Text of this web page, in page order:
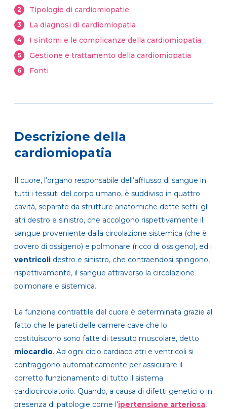
2 Tipologie di cardiomiopatie
3 La diagnosi di cardiomiopatia
4 I sintomi e le complicanze della cardiomiopatia
5 Gestione e trattamento della cardiomiopatia
6 Fonti
Descrizione della
cardiomiopatia
Il cuore, l’organo responsabile dell’afflusso di sangue in
tutti i tessuti del corpo umano, è suddiviso in quattro
cavità, separate da strutture anatomiche dette setti: gli
atri destro e sinistro, che accolgono rispettivamente il
sangue proveniente dalla circolazione sistemica (che è
povero di ossigeno) e polmonare (ricco di ossigeno), ed i
ventricoli destro e sinistro, che contraendosi spingono,
rispettivamente, il sangue attraverso la circolazione
polmonare e sistemica.
La funzione contrattile del cuore è determinata grazie al
fatto che le pareti delle camere cave che lo
costituiscono sono fatte di tessuto muscolare, detto
miocardio. Ad ogni ciclo cardiaco atri e ventricoli si
contraggono automaticamente per assicurare il
corretto funzionamento di tutto il sistema
cardiocircolatorio. Quando, a causa di difetti genetici o in
presenza di patologie come l’ipertensione arteriosa,